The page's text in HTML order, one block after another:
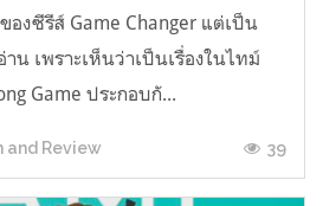
องซีรีส์ Game Changer แต่เป็น
น เพราะเห็นว่าเป็นเรื่องในไทม์
Game ประกอบกั...
and Review 39